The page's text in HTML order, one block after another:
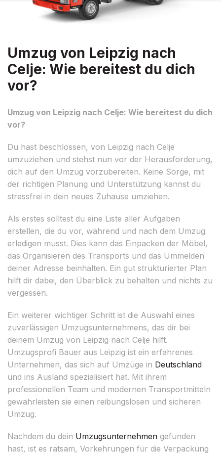
Umzug von Leipzig nach
Celje: Wie bereitest du dich
vor?
Umzug von Leipzig nach Celje: Wie bereitest du dich
vor?
Du hast beschlossen, von Leipzig nach Celje
umzuziehen und stehst nun vor der Herausforderung,
dich auf den Umzug vorzubereiten. Keine Sorge, mit
der richtigen Planung und Unterstützung kannst du
stressfrei in dein neues Zuhause umziehen.
Als erstes solltest du eine Liste aller Aufgaben
erstellen, die du vor, während und nach dem Umzug
erledigen musst. Dies kann das Einpacken der Möbel,
das Organisieren des Transports und das Ummelden
deiner Adresse beinhalten. Ein gut strukturierter Plan
hilft dir dabei, den Überblick zu behalten und nichts zu
vergessen.
Ein weiterer wichtiger Schritt ist die Auswahl eines
zuverlässigen Umzugsunternehmens, das dir bei
deinem Umzug von Leipzig nach Celje hilft.
Umzugsprofi Bauer aus Leipzig ist ein erfahrenes
Unternehmen, das sich auf Umzüge in Deutschland
und ins Ausland spezialisiert hat. Mit ihrem
professionellen Team und modernen Transportmitteln
gewährleisten sie einen reibungslosen und sicheren
Umzug.
Nachdem du dein Umzugsunternehmen gefunden
hast, ist es ratsam, Vorkehrungen für die Verpackung